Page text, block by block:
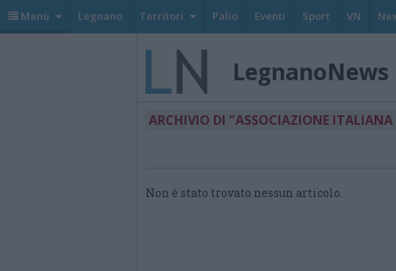
Menù Legnano Territori Palio Eventi Sport VN
LegnanoNews
ARCHIVIO DI "ASSOCIAZIONE
Non è stato trovato nessun articolo.